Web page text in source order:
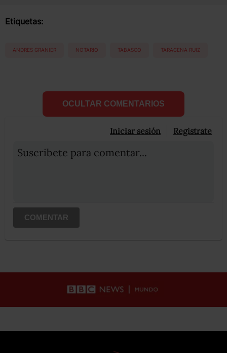
Etiquetas:
ANDRES GRANIER NOTARIO TABASCO TARACENA RUIZ
OCULTAR COMENTARIOS
Iniciar sesión Registrate
Suscribete para comentar...
COMENTAR